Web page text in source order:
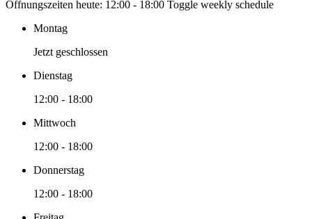
Öffnungszeiten heute: 12:00 - 18:00 Toggle weekly schedule
Montag
Jetzt geschlossen
Dienstag
12:00 - 18:00
Mittwoch
12:00 - 18:00
Donnerstag
12:00 - 18:00